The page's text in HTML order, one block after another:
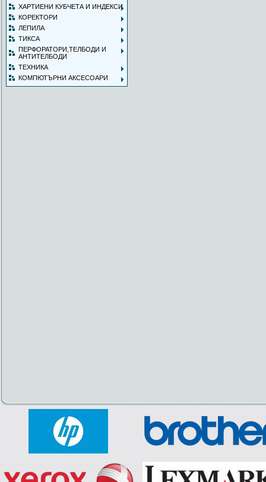
ХАРТИЕНИ КУБЧЕТА И ИНДЕКСИ
КОРЕКТОРИ
ЛЕПИЛА
ТИКСА
ПЕРФОРАТОРИ,ТЕЛБОДИ И
АНТИТЕЛБОДИ
ТЕХНИКА
КОМПЮТЪРНИ АКСЕСОАРИ